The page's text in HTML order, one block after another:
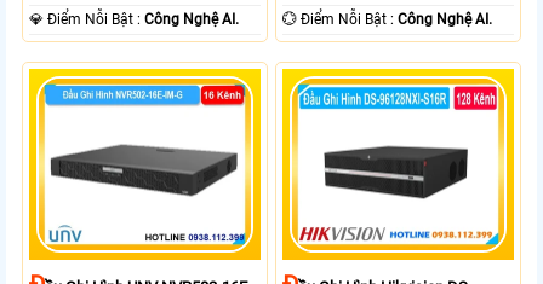
️💎 Điểm Nỗi Bật :Công Nghệ AI.
️💮 Điểm Nỗi Bật :Công Nghệ AI.